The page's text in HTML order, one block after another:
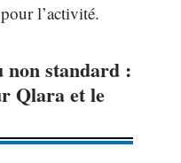
l’activité.
non standard :
Qlara et le